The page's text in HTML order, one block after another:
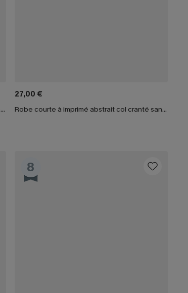
Robe courte sans manches avec col chemise noire
27,00 €
Robe courte à imprimé abstrait col cranté sans manches
8